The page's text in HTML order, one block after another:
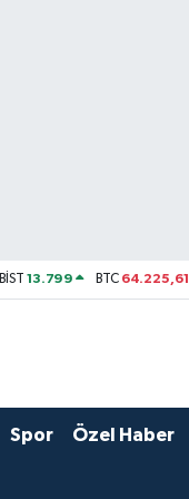
BİST13.799 BTC 64.225,61
Spor Özel Haber